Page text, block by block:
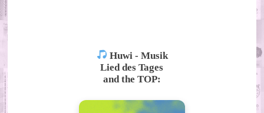
Huwi - Musik
Lied des Tages
and the TOP: